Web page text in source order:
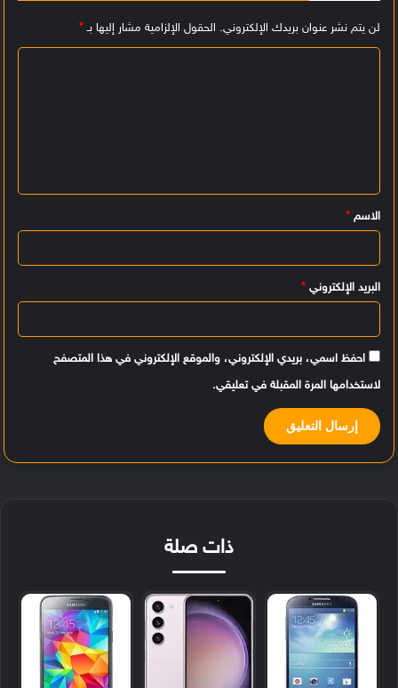
لن يتم نشر عنوان بريدك الإلكتروني. الحقول الإلزامية مشار إليها بـ*
ي
ق
الاسم *
البريد الإلكتروني *
احفظ اسمي، بريدي الإلكتروني، والموقع الإلكتروني في هذا المتصفح
لاستخدامها المرة المقبلة في تعليقي.
ذات صلة